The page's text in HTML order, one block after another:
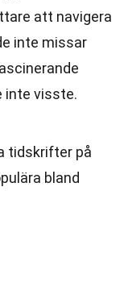
att navigera
inte missar
inte visste.
tidskrifter på
bland